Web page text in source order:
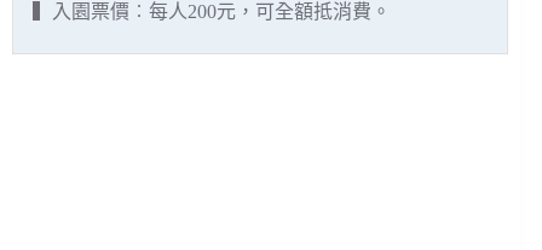
▍入園票價︰每人200元，可全額抵消費。